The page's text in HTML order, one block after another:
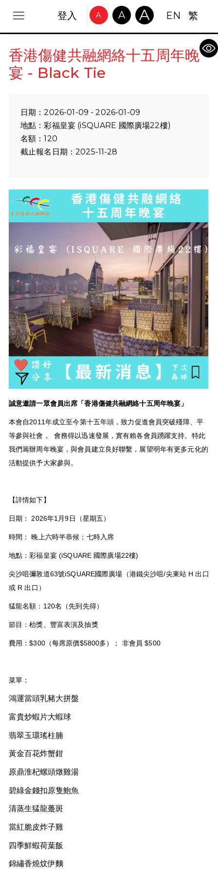
登入 A A A EN 繁
香港傷健共融網絡十五周年晚
宴 - Black Tie
日期：2026-01-09 - 2026-01-09
地點：彩福皇宴 (iSQUARE 國際廣場22樓)
名額：120
截止報名日期：2025-11-28
誠意邀請一眾會員出席「香港傷健共融網絡十五周年晚宴」
本會自2011年成立至今第十五年頭，致力促進會員突破殘障、平
等參與社會，
會務得以迅速發展，實有賴各會員踴躍支持。特此
我們籌辦周年晚宴，與會員建立良好聯繫，展望明年有更多元化的
活動提供予大家參與。
【詳情如下】
日期： 2026年1月9日（星期五）
時間： 晚上六時半恭候；七時入席
地點：彩福皇宴(iSQUARE 國際廣場22樓)
尖沙咀彌敦道63號iSQUARE國際廣場（港鐵尖沙咀/尖東站H出口
或 R出口）
猛龍名額： 120名（先到先得）
節目：枱獎、豐富表演及抽獎
費用：$300（每席原價$5800多）； 非會員 $500
菜單：
鴻運當頭乳豬大拼盤
富貴炒蝦片大蝦球
翡翠玉環瑤柱腩
黃金百花炸蟹鉗
原鼎淮杞螺頭燉雞湯
碧綠金錢扣原隻鮑魚
清蒸生猛龍躉斑
當紅脆皮炸子雞
四季鮮蝦荷葉飯
錦繡香燒炆伊麵